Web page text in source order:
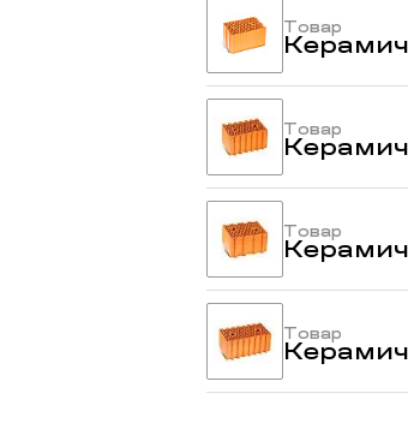
Товар
Товар
Товар
Товар